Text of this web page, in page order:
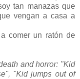
tan manazas que
vengan a casa a
comer un ratón de
and horror: "Kid
"Kid jumps out of